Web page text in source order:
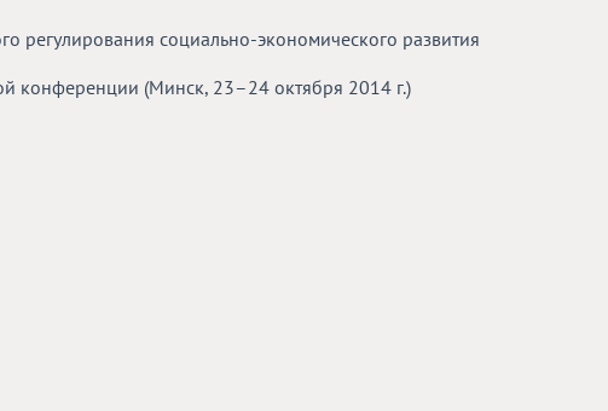
регулирования социально-экономического развития
конференции (Минск, 23–24 октября 2014 г.)